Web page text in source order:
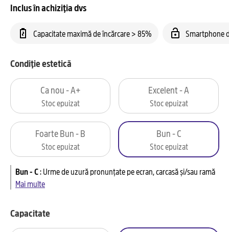
Inclus în achiziția dvs
Capacitate maximă de încărcare > 85% Smartphone
Condiție estetică
Ca nou - A+
Stoc epuizat
Excelent - A
Stoc epuizat
Foarte Bun - B
Stoc epuizat
Bun - C
Stoc epuizat
Bun - C:Urme de uzură pronunțate pe ecran, carcasă și/sau ramă
Mai multe
Capacitate